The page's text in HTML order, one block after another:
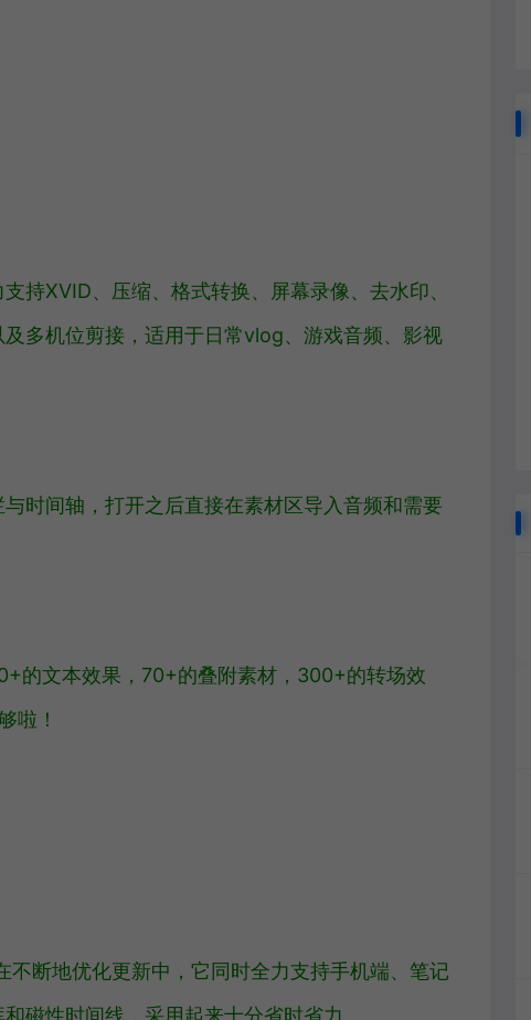
持XVID、压缩、格式转换、屏幕录像、去水印、
多机位剪接，适用于日常vlog、游戏音频、影视
时间轴，打开之后直接在素材区导入音频和需要
的文本效果，70+的叠附素材，300+的转场效
啦！
断地优化更新中，它同时全力支持手机端、笔记
磁性时间线，采用起来十分省时省力。